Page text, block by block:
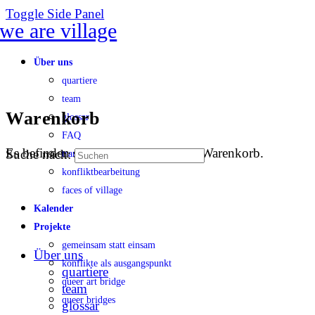
Toggle Side Panel
Über uns
quartiere
team
glossar
FAQ
transparenz
konfliktbearbeitung
faces of village
Kalender
Projekte
gemeinsam statt einsam
konflikte als ausgangspunkt
queer art bridge
queer bridges
Warenkorb
Es befinden sich keine Produkte im Warenkorb.
Suche nach:
Über uns
quartiere
team
glossar